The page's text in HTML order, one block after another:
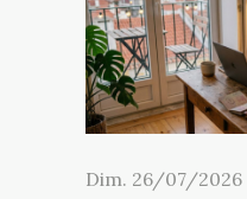
Dim. 26/07/2026